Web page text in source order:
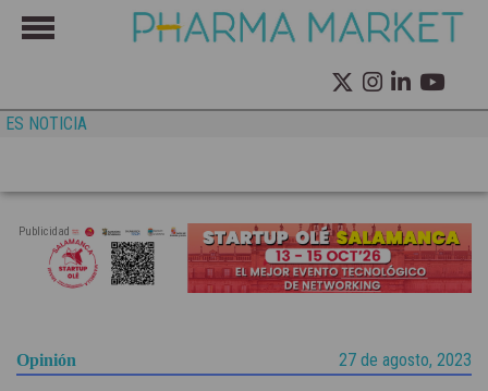
ES NOTICIA
Publicidad
Opinión 27 de agosto, 2023